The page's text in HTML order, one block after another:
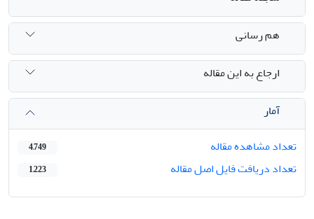
هم رسانی
ارجاع به این مقاله
آمار
تعداد مشاهده مقاله
4,749
تعداد دریافت فایل اصل مقاله 1,223